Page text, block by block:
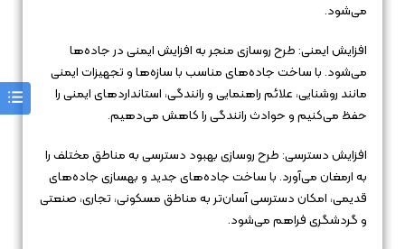
می‌شود.
افزایش ایمنی: طرح روسازی منجر به افزایش ایمنی در جاده‌ها
می‌شود. با ساخت جاده‌های مناسب با سازه‌ها و تجهیزات ایمنی
مانند روشنایی، علائم راهنمایی و رانندگی، استانداردهای ایمنی را
حفظ می‌کنیم و حوادث رانندگی را کاهش می‌دهیم.
افزایش دسترسی: طرح روسازی بهبود دسترسی به مناطق مختلف را
به ارمغان می‌آورد. با ساخت جاده‌های جدید و بهسازی جاده‌های
قدیمی، امکان دسترسی آسان‌تر به مناطق مسکونی، تجاری، صنعتی
و گردشگری فراهم می‌شود.